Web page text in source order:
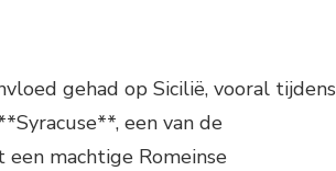
gehad op Sicilië, vooral tijdens
een van de
machtige Romeinse